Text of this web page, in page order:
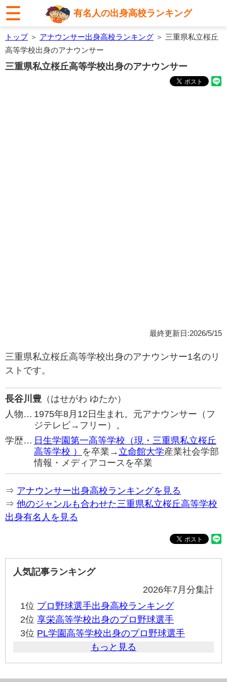
有名人の出身高校ランキング
トップ＞ アナウンサー出身高校ランキング ＞ 三重県私立桜丘
高等学校出身のアナウンサー
三重県私立桜丘高等学校出身のアナウンサー
最終更新日:2026/5/15
三重県私立桜丘高等学校出身のアナウンサー1名のリ
ストです。
長谷川豊 （はせがわ ゆたか）
人物… 1975年8月12日生まれ。元アナウンサー（フ
ジテレビ→フリー）。
学歴… 日生学園第一高等学校（現・三重県私立桜丘
高等学校 ） を卒業→ 立命館大学産業社会学部
情報・メディアコースを卒業
⇒ アナウンサー出身高校ランキングを見る
⇒ 他のジャンルも合わせた三重県私立桜丘高等学校
出身有名人を見る
人気記事ランキング
2026年7月分集計
1位 プロ野球選手出身高校ランキング
2位 享栄高等学校出身のプロ野球選手
3位 PL学園高等学校出身のプロ野球選手
もっと見る